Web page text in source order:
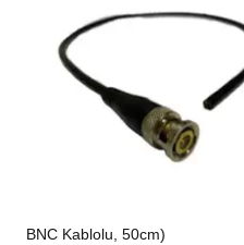
BNC Kablolu, 50cm)